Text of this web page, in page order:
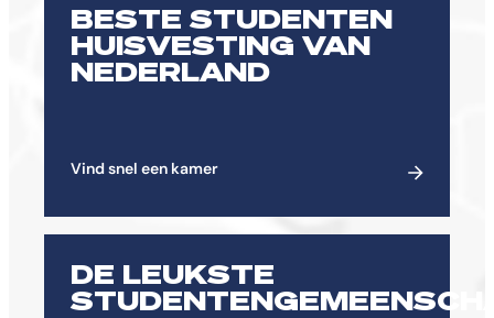
BESTE STUDENTEN
HUISVESTING VAN
NEDERLAND
Vind snel een kamer
DE LEUKSTE